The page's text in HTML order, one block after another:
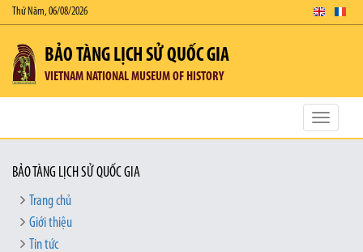
Thứ Năm, 06/08/2026
BẢO TÀNG LỊCH SỬ QUỐC GIA
VIETNAM NATIONAL MUSEUM OF HISTORY
Toggle
BẢO TÀNG LỊCH SỬ QUỐC GIA
Trang chủ
Giới thiệu
Tin tức